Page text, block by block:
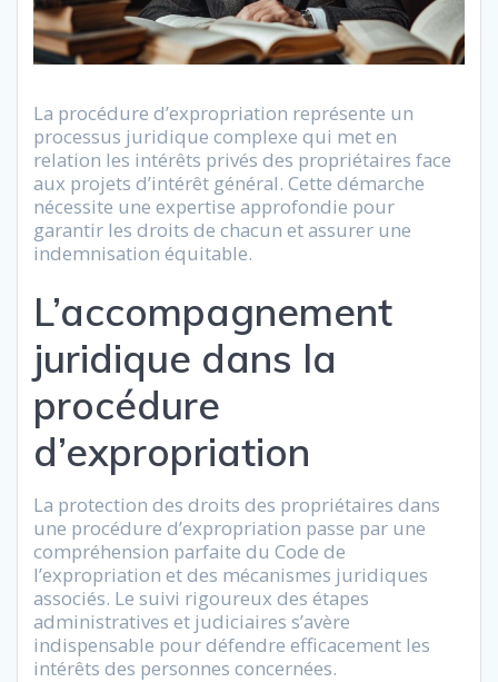
La procédure d’expropriation représente un
processus juridique complexe qui met en
relation les intérêts privés des propriétaires face
aux projets d’intérêt général. Cette démarche
nécessite une expertise approfondie pour
garantir les droits de chacun et assurer une
indemnisation équitable.
L’accompagnement
juridique dans la
procédure
d’expropriation
La protection des droits des propriétaires dans
une procédure d’expropriation passe par une
compréhension parfaite du Code de
l’expropriation et des mécanismes juridiques
associés. Le suivi rigoureux des étapes
administratives et judiciaires s’avère
indispensable pour défendre efficacement les
intérêts des personnes concernées.